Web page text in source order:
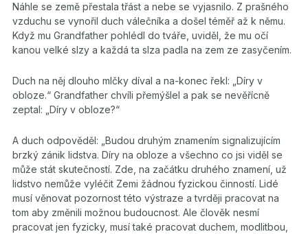
Náhle se země přestala třást a nebe se vyjasnilo. Z prašného
vzduchu se vynořil duch válečníka a došel téměř až k němu.
Když mu Grandfather pohlédl do tváře, uviděl, že mu očí
kanou velké slzy a každá ta slza padla na zem ze zasyčením.
Duch na něj dlouho mlčky díval a na-konec řekl: „Díry v
obloze.“ Grandfather chvíli přemýšlel a pak se nevěřícně
zeptal: „Díry v obloze?“
A duch odpověděl: „Budou druhým znamením signalizujícím
brzký zánik lidstva. Díry na obloze a všechno co jsi viděl se
může stát skutečností. Zde, na začátku druhého znamení, už
lidstvo nemůže vyléčit Zemi žádnou fyzickou činností. Lidé
musí věnovat pozornost této výstraze a tvrději pracovat na
tom aby změnili možnou budoucnost. Ale člověk nesmí
pracovat jen fyzicky, musí také pracovat duchem, modlitbou,